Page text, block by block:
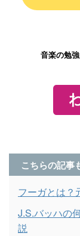
音楽の勉
こちらの記事
フーガとは？
J.S.バッハの
説